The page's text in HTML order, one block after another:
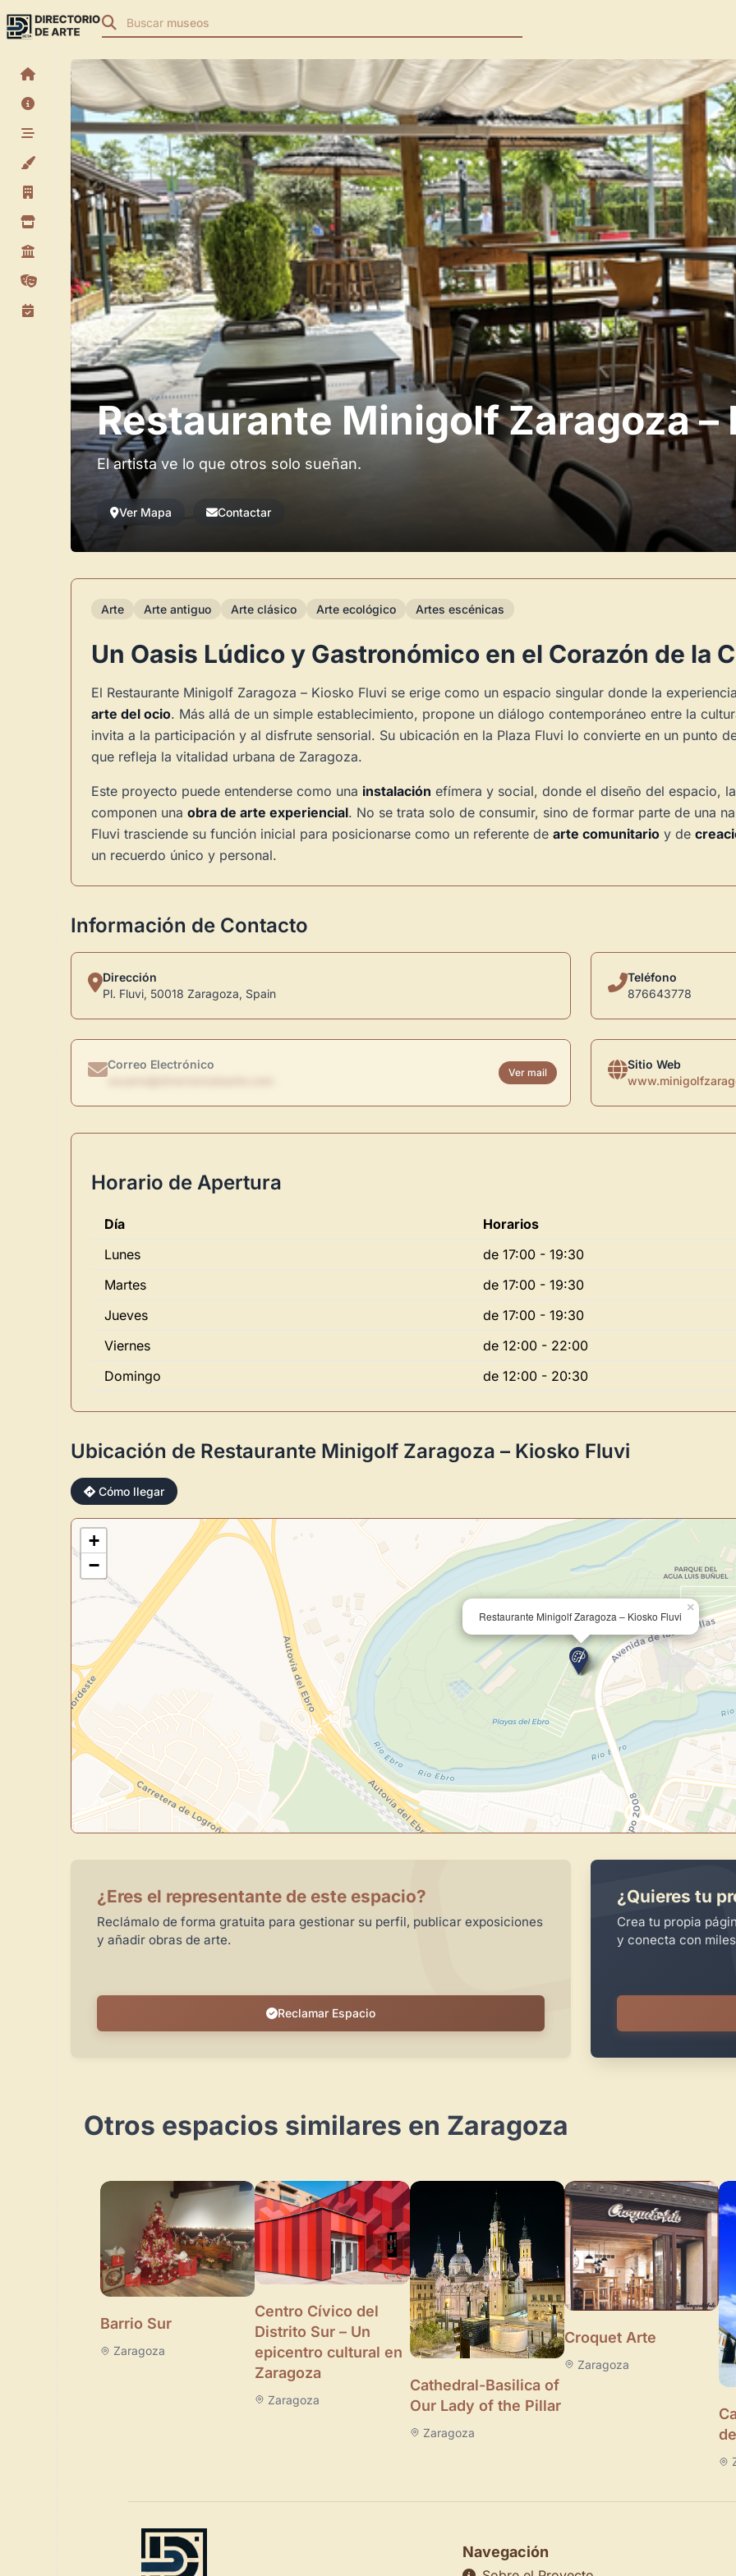
Buscar museos
Restaurante Minigolf Zaragoza –
El artista ve lo que otros solo sueñan.
Ver Mapa Contactar
Arte Arte antiguo Arte clásico Arte ecológico Artes escénicas
Un Oasis Lúdico y Gastronómico en el Corazón de la
El Restaurante Minigolf Zaragoza – Kiosko Fluvi se erige como un espacio singular donde la
arte del ocio. Más allá de un simple establecimiento, propone un diálogo contemporáneo entre la
invita a la participación y al disfrute sensorial. Su ubicación en la Plaza Fluvi lo convierte en un punto
que refleja la vitalidad urbana de Zaragoza.
Este proyecto puede entenderse como una instalación efímera y social, donde el diseño del espacio,
componen una obra de arte experiencial. No se trata solo de consumir, sino de formar parte de una
Fluvi trasciende su función inicial para posicionarse como un referente de arte comunitario y de
un recuerdo único y personal.
Información de Contacto
Dirección
Pl. Fluvi, 50018 Zaragoza, Spain
Teléfono
876643778
Correo Electrónico
Ver mail
Sitio Web
Horario de Apertura
Día
Horarios
Lunes
de 17:00 - 19:30
Martes
de 17:00 - 19:30
Jueves
de 17:00 - 19:30
Viernes
de 12:00 - 22:00
Domingo
de 12:00 - 20:30
Ubicación de Restaurante Minigolf Zaragoza – Kiosko Fluvi
Cómo llegar
Restaurante Minigolf Zaragoza – Kiosko Fluvi
×
+
−
¿Eres el representante de este espacio?
Reclámalo de forma gratuita para gestionar su perfil, publicar exposiciones
y añadir obras de arte.
Reclamar Espacio
¿Quieres tu
Crea tu propia
y conecta con
Otros espacios similares en Zaragoza
Barrio Sur
Zaragoza
Centro Cívico del
Distrito Sur – Un
epicentro cultural en
Zaragoza
Zaragoza
Cathedral-Basilica of
Our Lady of the Pillar
Zaragoza
Croquet Arte
Zaragoza
Navegación
Novedad: Tu Panel
Directorio de Arte
centro de control para gestionar
Publica y gestiona tus obras
Administra tu Espacio de Arte